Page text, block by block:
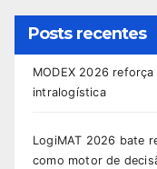
Posts recentes
MODEX 2026
intralogística
LogiMAT 2026 bate
como motor de